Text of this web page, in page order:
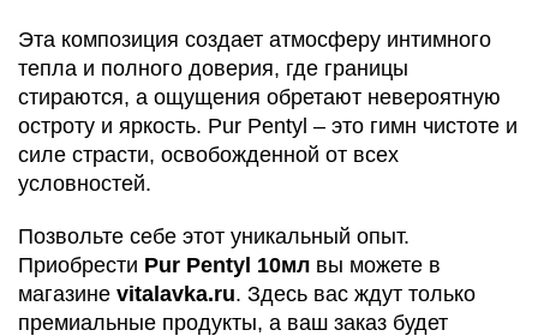
Эта композиция создает атмосферу интимного
тепла и полного доверия, где границы
стираются, а ощущения обретают невероятную
остроту и яркость. Pur Pentyl – это гимн чистоте и
силе страсти, освобожденной от всех
условностей.
Позвольте себе этот уникальный опыт.
Приобрести Pur Pentyl 10мл вы можете в
магазине vitalavka.ru. Здесь вас ждут только
премиальные продукты, а ваш заказ будет